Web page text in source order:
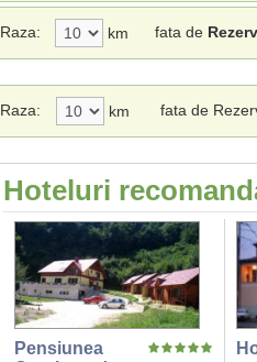
Raza: km fata de
Raza: km fata de
Hoteluri
Pensiunea